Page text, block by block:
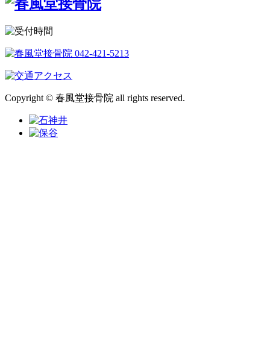
Copyright © 春風堂接骨院 all rights reserved.